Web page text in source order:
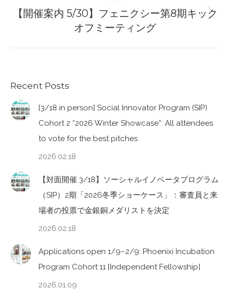
Next
【開催案内 5/30】フェニクシー第8期キック
オフミーティング
Recent Posts
[3/18 in person] Social Innovator Program (SIP)
Cohort 2 “2026 Winter Showcase”: All attendees
to vote for the best pitches
2026.02.18
【対面開催 3/18】ソーシャルイノベータプログラム
（SIP）2期「2026冬季ショーケース」：審査員と来
場者の投票で金銀銅メダリストを決定
2026.02.18
Applications open 1/9–2/9: Phoenixi Incubation
Program Cohort 11 [Independent Fellowship]
2026.01.09